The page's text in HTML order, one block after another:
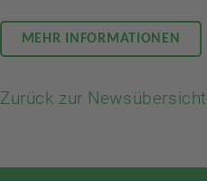
MEHR INFORMATIONEN
Zurück zur Newsübersicht